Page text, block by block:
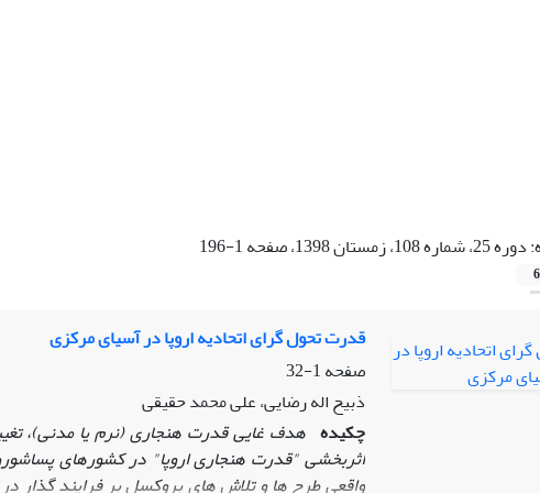
دوره 25، شماره 108، زمستان 1398، صفحه 1-196
6
قدرت تحول‏ گرای اتحادیه اروپا در آسیای مرکزی
صفحه1-32
ذبیح اله رضایی، علی محمد حقیقی
چکیده هدف غایی قدرت هنجاری (نرم یا مدنی)،
اثربخشی"قدرت هنجاری اروپا" در کشورهای
واقعی طرح ‏ها و تلاش ‏های بروکسل بر فرایند گذار